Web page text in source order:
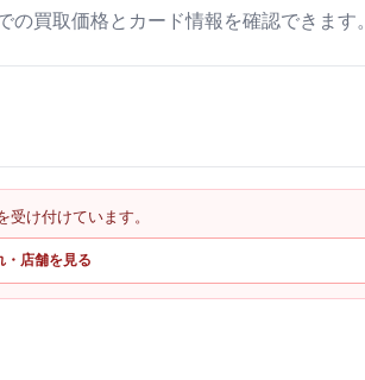
の買取価格とカード情報を確認できます。
受け付けています。
・店舗を見る